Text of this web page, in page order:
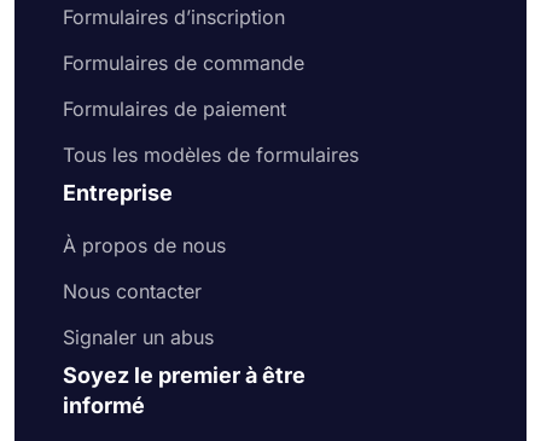
Formulaires d’inscription
Formulaires de commande
Formulaires de paiement
Tous les modèles de formulaires
Entreprise
À propos de nous
Nous contacter
Signaler un abus
Soyez le premier à être
informé